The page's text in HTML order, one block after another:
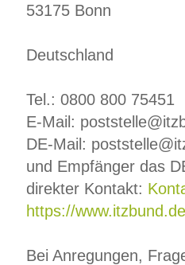
53175 Bonn
Deutschland
Tel.: 0800 800 75451
E-Mail:
DE-Mail:
und Empfänger das
direkter Kontakt:
https://
Bei Anregungen,